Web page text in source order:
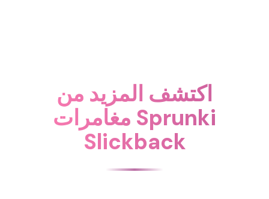
اكتشف المزيد من
مغامرات Sprunki
Slickback